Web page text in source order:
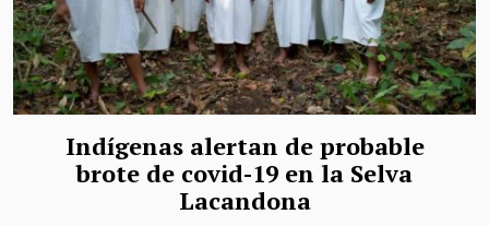
Indígenas alertan de probable
brote de covid-19 en la Selva
Lacandona